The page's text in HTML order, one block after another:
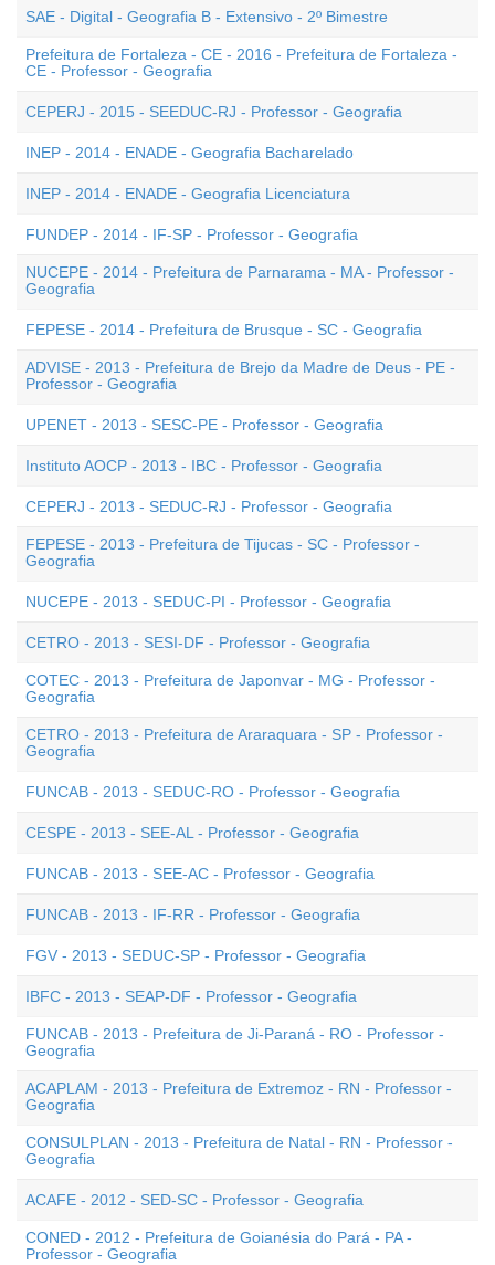
SAE - Digital - Geografia B - Extensivo - 2º Bimestre
Prefeitura de Fortaleza - CE - 2016 - Prefeitura de Fortaleza -
CE - Professor - Geografia
CEPERJ - 2015 - SEEDUC-RJ - Professor - Geografia
INEP - 2014 - ENADE - Geografia Bacharelado
INEP - 2014 - ENADE - Geografia Licenciatura
FUNDEP - 2014 - IF-SP - Professor - Geografia
NUCEPE - 2014 - Prefeitura de Parnarama - MA - Professor -
Geografia
FEPESE - 2014 - Prefeitura de Brusque - SC - Geografia
ADVISE - 2013 - Prefeitura de Brejo da Madre de Deus - PE -
Professor - Geografia
UPENET - 2013 - SESC-PE - Professor - Geografia
Instituto AOCP - 2013 - IBC - Professor - Geografia
CEPERJ - 2013 - SEDUC-RJ - Professor - Geografia
FEPESE - 2013 - Prefeitura de Tijucas - SC - Professor -
Geografia
NUCEPE - 2013 - SEDUC-PI - Professor - Geografia
CETRO - 2013 - SESI-DF - Professor - Geografia
COTEC - 2013 - Prefeitura de Japonvar - MG - Professor -
Geografia
CETRO - 2013 - Prefeitura de Araraquara - SP - Professor -
Geografia
FUNCAB - 2013 - SEDUC-RO - Professor - Geografia
CESPE - 2013 - SEE-AL - Professor - Geografia
FUNCAB - 2013 - SEE-AC - Professor - Geografia
FUNCAB - 2013 - IF-RR - Professor - Geografia
FGV - 2013 - SEDUC-SP - Professor - Geografia
IBFC - 2013 - SEAP-DF - Professor - Geografia
FUNCAB - 2013 - Prefeitura de Ji-Paraná - RO - Professor -
Geografia
ACAPLAM - 2013 - Prefeitura de Extremoz - RN - Professor -
Geografia
CONSULPLAN - 2013 - Prefeitura de Natal - RN - Professor -
Geografia
ACAFE - 2012 - SED-SC - Professor - Geografia
CONED - 2012 - Prefeitura de Goianésia do Pará - PA -
Professor - Geografia